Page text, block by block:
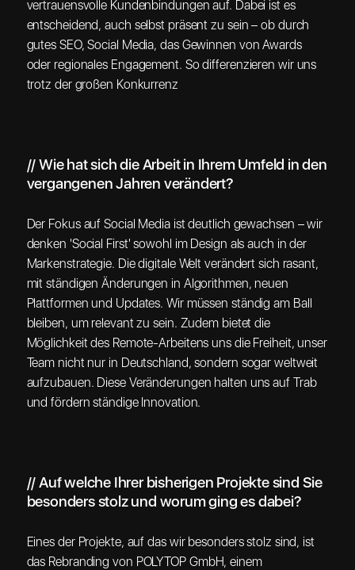
vertrauensvolle Kundenbindungen auf. Dabei ist es
entscheidend, auch selbst präsent zu sein – ob durch
gutes SEO, Social Media, das Gewinnen von Awards
oder regionales Engagement. So differenzieren wir uns
trotz der großen Konkurrenz
// Wie hat sich die Arbeit in Ihrem Umfeld in den
vergangenen Jahren verändert?
Der Fokus auf Social Media ist deutlich gewachsen – wir
denken 'Social First' sowohl im Design als auch in der
Markenstrategie. Die digitale Welt verändert sich rasant,
mit ständigen Änderungen in Algorithmen, neuen
Plattformen und Updates. Wir müssen ständig am Ball
bleiben, um relevant zu sein. Zudem bietet die
Möglichkeit des Remote-Arbeitens uns die Freiheit, unser
Team nicht nur in Deutschland, sondern sogar weltweit
aufzubauen. Diese Veränderungen halten uns auf Trab
und fördern ständige Innovation.
// Auf welche Ihrer bisherigen Projekte sind Sie
besonders stolz und worum ging es dabei?
Eines der Projekte, auf das wir besonders stolz sind, ist
das Rebranding von POLYTOP GmbH, einem